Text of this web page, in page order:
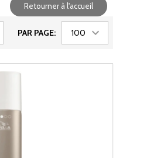
Retourner à l'accueil
PAR PAGE: